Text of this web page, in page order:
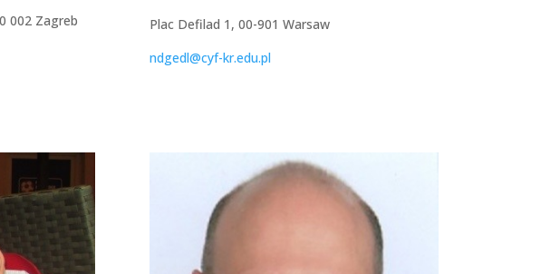
002 Zagreb
Plac Defilad 1, 00-901 Warsaw
ndgedl@cyf-kr.edu.pl